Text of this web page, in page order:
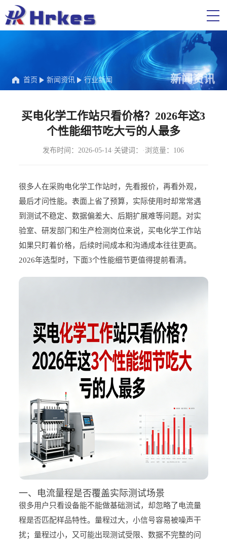
首页 新闻资讯 行业新闻 新闻资讯
买电化学工作站只看价格？2026年这3
个性能细节吃大亏的人最多
发布时间：2026-05-14· 关键词： · 浏览量：106
很多人在采购电化学工作站时，先看报价，再看外观，
最后才问性能。表面上省了预算，实际使用时却常常遇
到测试不稳定、数据偏差大、后期扩展难等问题。对实
验室、研发部门和生产检测岗位来说，买电化学工作站
如果只盯着价格，后续时间成本和沟通成本往往更高。
2026年选型时，下面3个性能细节更值得提前看清。
一、电流量程是否覆盖实际测试场景
很多用户只看设备能不能做基础测试，却忽略了电流量
程是否匹配样品特性。量程过大，小信号容易被噪声干
扰；量程过小，又可能出现测试受限、数据不完整的问